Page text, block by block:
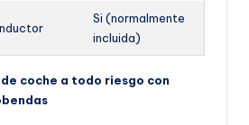
Si (normalmente
incluida)
coche a todo riesgo con